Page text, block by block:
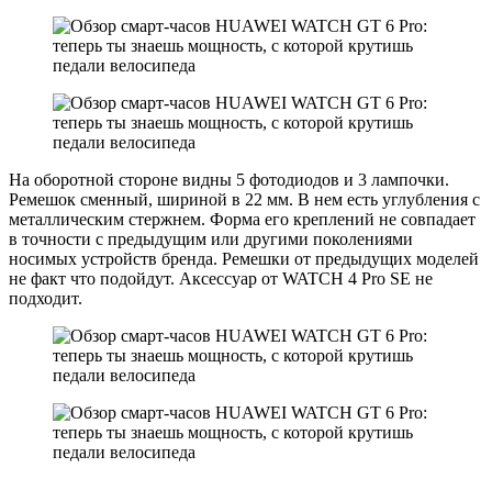
На оборотной стороне видны 5 фотодиодов и 3 лампочки.
Ремешок сменный, шириной в 22 мм. В нем есть углубления с
металлическим стержнем. Форма его креплений не совпадает
в точности с предыдущим или другими поколениями
носимых устройств бренда. Ремешки от предыдущих моделей
не факт что подойдут. Аксессуар от WATCH 4 Pro SE не
подходит.